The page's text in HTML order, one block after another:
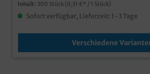
Inhalt: 300 Stück (0,31 €* / 1 Stück)
Sofort verfügbar, Lieferzeit: 1-3 Tage
Verschiedene